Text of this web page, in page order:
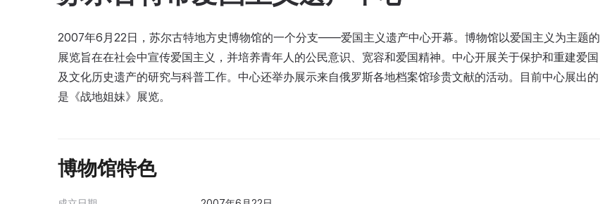
2007年6月22日，苏尔古特地方史博物馆的一个分支——爱国主义遗产中心开幕。博物馆以爱国主义为主题的
展览旨在在社会中宣传爱国主义，并培养青年人的公民意识、宽容和爱国精神。中心开展关于保护和重建爱国
及文化历史遗产的研究与科普工作。中心还举办展示来自俄罗斯各地档案馆珍贵文献的活动。目前中心展出的
是《战地姐妹》展览。
博物馆特色